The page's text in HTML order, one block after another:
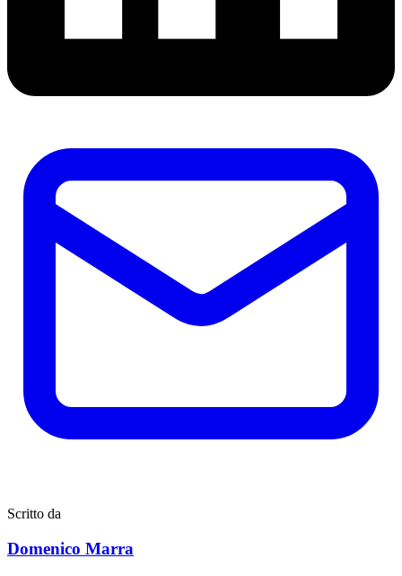
Scritto da
Domenico Marra